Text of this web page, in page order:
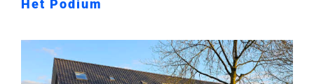
Het Podium